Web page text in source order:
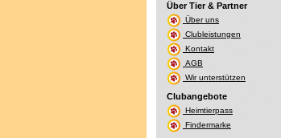
Über Tier & Partner
Über uns
Clubleistungen
Kontakt
AGB
Wir unterstützen
Clubangebote
Heimtierpass
Findermarke